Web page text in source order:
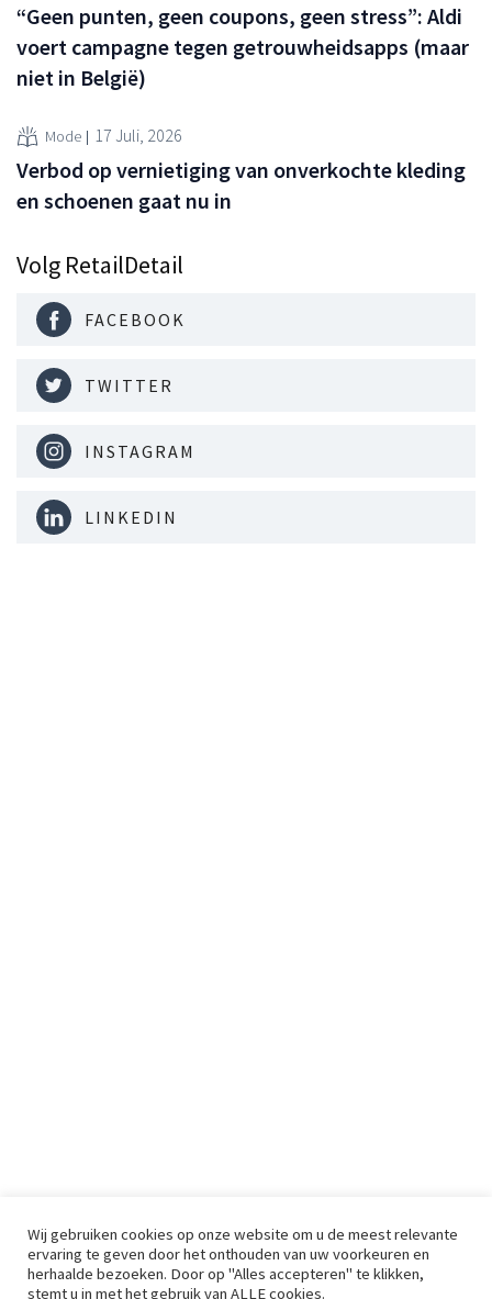
“Geen punten, geen coupons, geen stress”: Aldi
voert campagne tegen getrouwheidsapps (maar
niet in België)
Mode 17 Juli, 2026
Verbod op vernietiging van onverkochte kleding
en schoenen gaat nu in
Volg RetailDetail
FACEBOOK
TWITTER
INSTAGRAM
LINKEDIN
Wij gebruiken cookies op onze website om u de meest relevante
ervaring te geven door het onthouden van uw voorkeuren en
herhaalde bezoeken. Door op "Alles accepteren" te klikken,
stemt u in met het gebruik van ALLE cookies.